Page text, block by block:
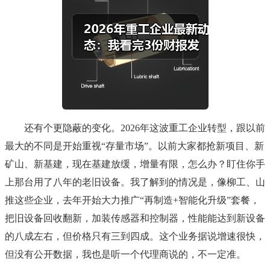
还有个更隐蔽的变化。2026年这波重工企业转型，跟以前
最大的不同是开始重视“存量市场”。以前大家都抢新项目、新
矿山、新基建，现在基建放缓，增量有限，怎么办？盯住你手
上那台用了八年的老旧设备。我了解到的情况是，像柳工、山
推这些企业，去年开始大力推广“再制造+智能化升级”套餐，
把旧设备回收翻新，加装传感器和控制器，性能能达到新设备
的八成左右，但价格只有三到四成。这个业务据说增速很快，
但没有公开数据，我也是听一个代理商说的，不一定准。